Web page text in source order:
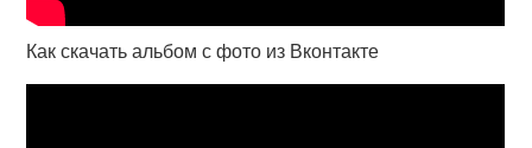
Как скачать альбом с фото из Вконтакте